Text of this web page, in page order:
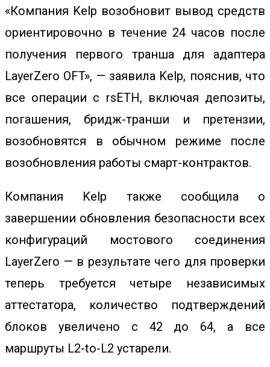
«Компания Kelp возобновит вывод средств
ориентировочно в течение 24 часов после
получения первого транша для адаптера
LayerZero OFT», — заявила Kelp, пояснив, что
все операции с rsETH, включая депозиты,
погашения, бридж-транши и претензии,
возобновятся в обычном режиме после
возобновления работы смарт-контрактов.
Компания Kelp также сообщила о
завершении обновления безопасности всех
конфигураций мостового соединения
LayerZero — в результате чего для проверки
теперь требуется четыре независимых
аттестатора, количество подтверждений
блоков увеличено с 42 до 64, а все
маршруты L2-to-L2 устарели.